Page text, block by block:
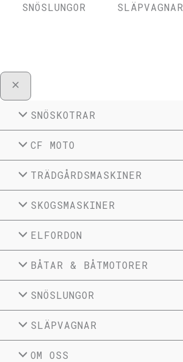
SNÖSLUNGOR SLÄPVAGNAR
SNÖSKOTRAR
CF MOTO
TRÄDGÅRDSMASKINER
SKOGSMASKINER
ELFORDON
BÅTAR & BÅTMOTORER
SNÖSLUNGOR
SLÄPVAGNAR
OM OSS